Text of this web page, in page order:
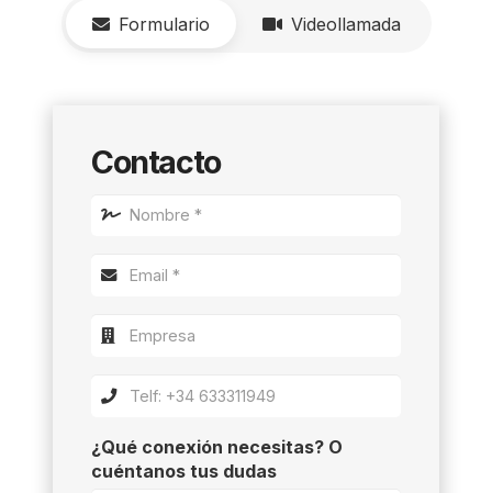
Formulario Videollamada
Contacto
¿Qué conexión necesitas? O
cuéntanos tus dudas